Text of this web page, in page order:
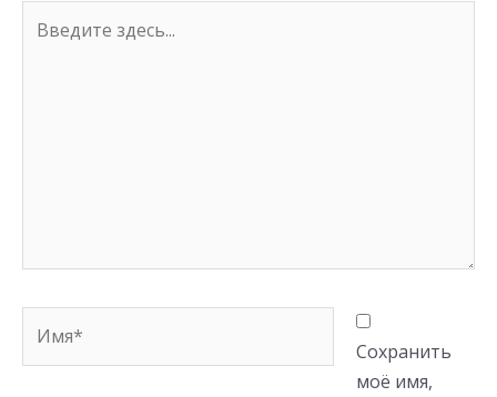
здесь...
Сохранить
моё имя,